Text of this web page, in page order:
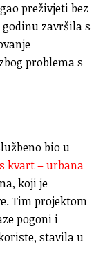
preživjeti bez
godinu završila s
problema s
bio u
kvart – urbana
koji je
Tim projektom
pogoni i
stavila u